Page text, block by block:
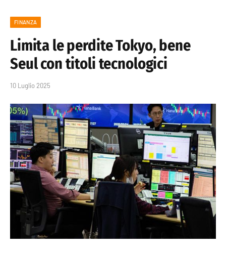
FINANZA
Limita le perdite Tokyo, bene
Seul con titoli tecnologici
10 Luglio 2025